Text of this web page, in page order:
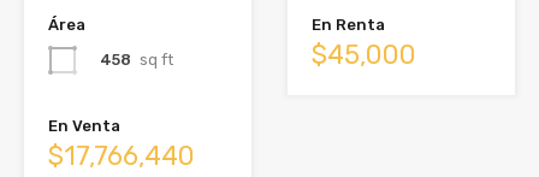
Área
458 sq ft
En Venta
$17,766,440
En Renta
$45,000